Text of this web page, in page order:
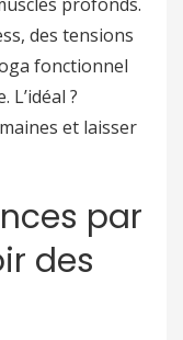
des tensions
fonctionnel
?
et laisser
par
des